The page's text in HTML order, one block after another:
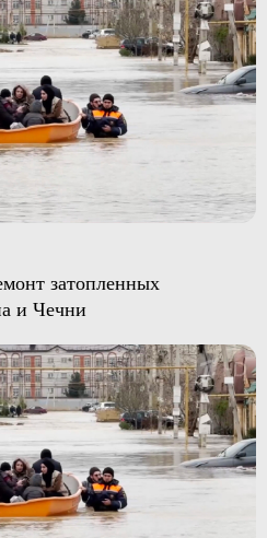
затопленных
и Чечни